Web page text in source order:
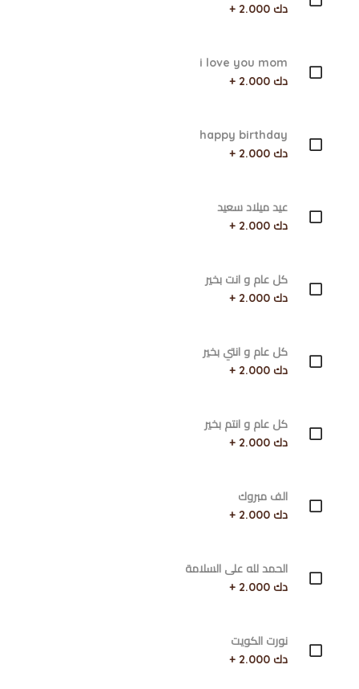
دك 2.000 +
i love you mom
دك 2.000 +
happy birthday
دك 2.000 +
عيد ميلاد سعيد
دك 2.000 +
كل عام و انت بخير
دك 2.000 +
كل عام و انتي بخير
دك 2.000 +
كل عام و انتم بخير
دك 2.000 +
الف مبروك
دك 2.000 +
الحمد لله على السلامة
دك 2.000 +
نورت الكويت
دك 2.000 +